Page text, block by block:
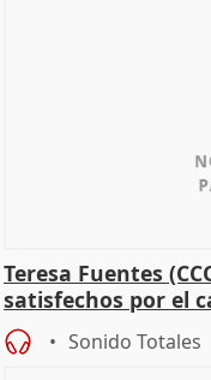
Teresa Fuentes
satisfechos por el
Sonido Totales